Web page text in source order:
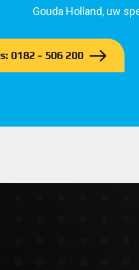
Gouda Holland, uw
0182 - 506 200